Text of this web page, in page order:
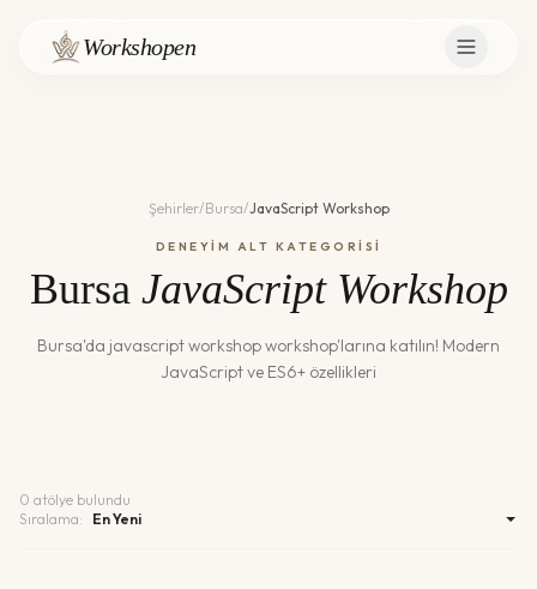
Workshopen
Şehirler/Bursa/JavaScript Workshop
DENEYİM ALT KATEGORİSİ
Bursa JavaScript Workshop
Bursa'da javascript workshopworkshop'larına katılın! Modern
JavaScript ve ES6+ özellikleri
0 atölye bulundu
Sıralama: